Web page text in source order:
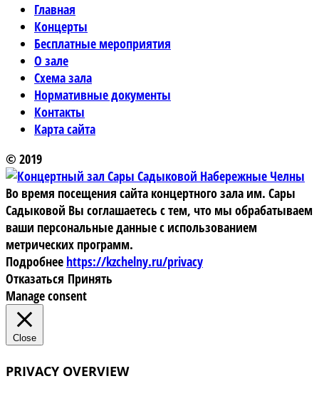
Главная
Концерты
Бесплатные мероприятия
О зале
Схема зала
Нормативные документы
Контакты
Карта сайта
© 2019
Во время посещения сайта концертного зала им. Сары
Садыковой Вы соглашаетесь с тем, что мы обрабатываем
ваши персональные данные с использованием
метрических программ.
Подробнее https://kzchelny.ru/privacy
Отказаться Принять
Manage consent
Close
PRIVACY OVERVIEW